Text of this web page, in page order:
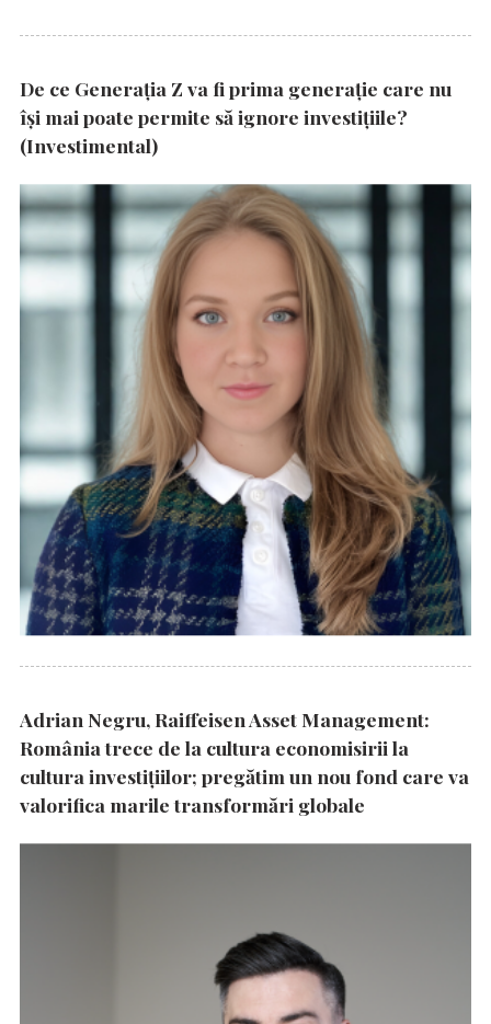
De ce Generația Z va fi prima generație care nu
își mai poate permite să ignore investițiile?
(Investimental)
Adrian Negru, Raiffeisen Asset Management:
România trece de la cultura economisirii la
cultura investițiilor; pregătim un nou fond care va
valorifica marile transformări globale